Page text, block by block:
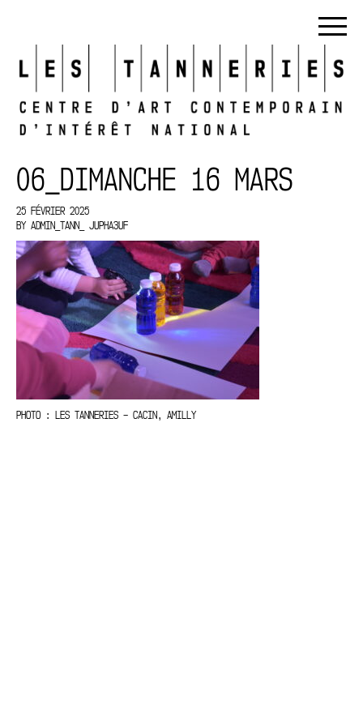
06_DIMANCHE 16 MARS
25 FÉVRIER 2025
BY ADMIN_TANN_ JUPHA3UF
PHOTO : LES TANNERIES – CACIN, AMILLY